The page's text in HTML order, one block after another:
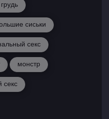
сиськи
секс
монстр
секс